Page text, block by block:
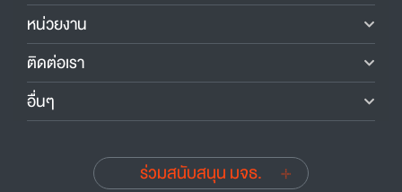
หน่วยงาน
ติดต่อเรา
อื่นๆ
ร่วมสนับสนุน มจธ.